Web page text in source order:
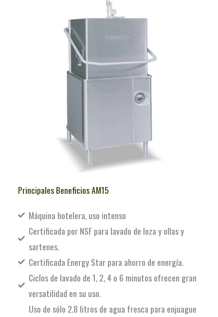
Principales Beneficios AM15
Máquina hotelera, uso intenso
Certificada por NSF para lavado de loza y ollas y
sartenes.
Certificada Energy Star para ahorro de energía.
Ciclos de lavado de 1, 2, 4 o 6 minutos ofrecen gran
versatilidad en su uso.
Uso de sólo 2.8 litros de agua fresca para enjuague